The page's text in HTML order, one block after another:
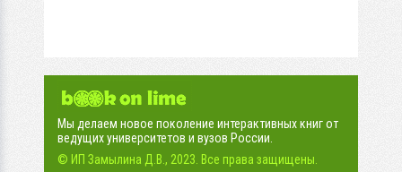
Мы делаем новое поколение интерактивных книг от
ведущих университетов и вузов России.
© ИП Замылина Д.В., 2023. Все права защищены.